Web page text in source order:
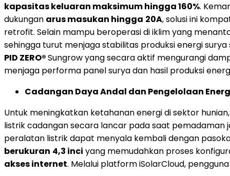
kapasitas keluaran maksimum hingga 160%.
dukungan arus masukan hingga 20A, solusi ini
retrofit. Selain mampu beroperasi di iklim yang
sehingga turut menjaga stabilitas produksi energi
PID ZERO®Sungrow yang secara aktif mengurangi
menjaga performa panel surya dan hasil produksi
Cadangan Daya Andal dan Pengelolaan
Untuk meningkatkan ketahanan energi di sektor
listrik cadangan secara lancar pada saat pemadaman
peralatan listrik dapat menyala kembali dengan
berukuran 4,3 inci yang memudahkan proses
akses internet. Melalui platform iSolarCloud,